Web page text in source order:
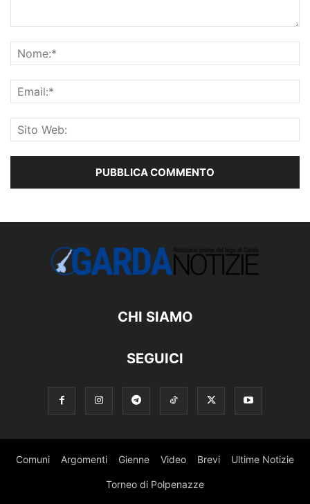
CHI SIAMO
SEGUICI
Comuni Argomenti Gienne Video Brevi Ultime Notizie
Torneo di Polpenazze